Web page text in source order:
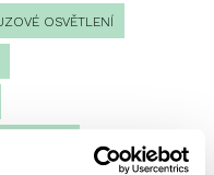
OSVĚTLENÍ